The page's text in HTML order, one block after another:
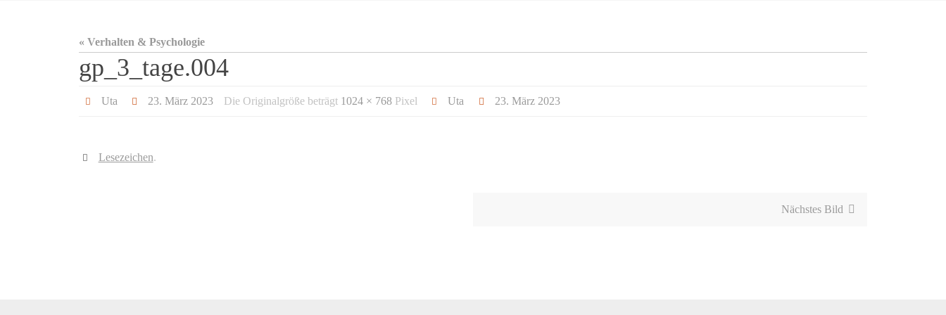
« Verhalten & Psychologie
gp_3_tage.004
Uta 23. März 2023 Die Originalgröße beträgt 1024 × 768 Pixel Uta 23. März 2023
Lesezeichen.
Nächstes Bild